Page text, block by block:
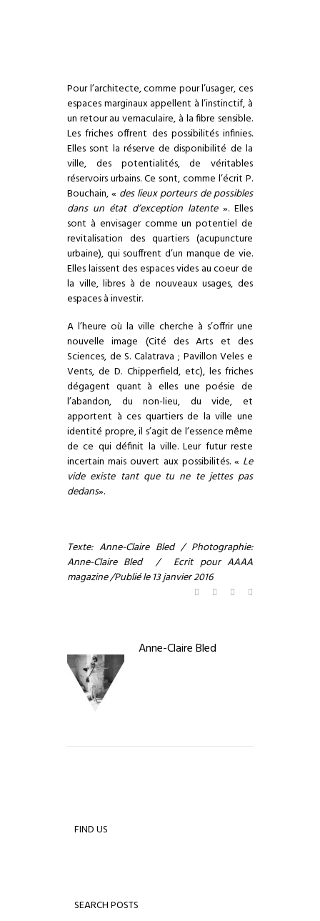
Pour l’architecte, comme pour l’usager, ces
espaces marginaux appellent à l’instinctif, à
un retour au vernaculaire, à la fibre sensible.
Les friches offrent des possibilités infinies.
Elles sont la réserve de disponibilité de la
ville, des potentialités, de véritables
réservoirs urbains. Ce sont, comme l’écrit P.
Bouchain, « des lieux porteurs de possibles
dans un état d’exception latente ». Elles
sont à envisager comme un potentiel de
revitalisation des quartiers (acupuncture
urbaine), qui souffrent d’un manque de vie.
Elles laissent des espaces vides au coeur de
la ville, libres à de nouveaux usages, des
espaces à investir.
A l’heure où la ville cherche à s’offrir une
nouvelle image (Cité des Arts et des
Sciences, de S. Calatrava ; Pavillon Veles e
Vents, de D. Chipperfield, etc), les friches
dégagent quant à elles une poésie de
l’abandon, du non-lieu, du vide, et
apportent à ces quartiers de la ville une
identité propre, il s’agit de l’essence même
de ce qui définit la ville. Leur futur reste
incertain mais ouvert aux possibilités. « Le
vide existe tant que tu ne te jettes pas
dedans».
Texte: Anne-Claire Bled / Photographie:
Anne-Claire Bled
/ Ecrit pourAAAA
magazine/Publié le 13 janvier 2016
Anne-Claire Bled
FIND US
SEARCH POSTS